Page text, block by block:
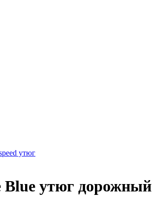
утюг
Blue утюг дорожный